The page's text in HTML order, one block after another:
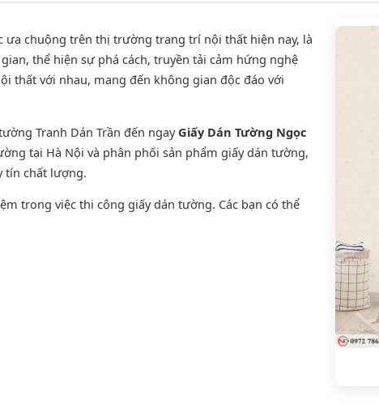
ưa chuộng trên thị trường trang trí nội thất hiện nay, là
thể hiện sự phá cách, truyền tải cảm hứng nghệ
thất với nhau, mang đến không gian độc đáo với
Tranh Dán Trần đến ngayGiấy Dán Tường Ngọc
tại Hà Nội và phân phối sản phẩm giấy dán tường,
tín chất lượng.
trong việc thi công giấy dán tường. Các bạn có thể